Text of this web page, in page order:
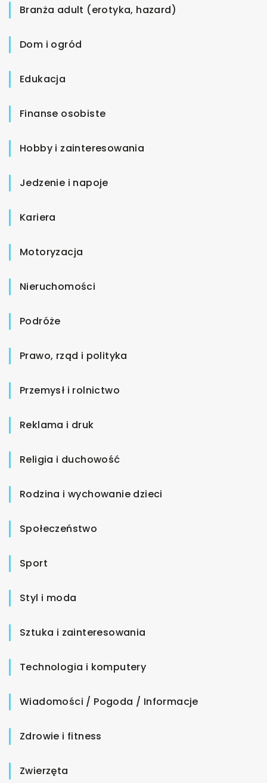
Branża adult (erotyka, hazard)
Dom i ogród
Edukacja
Finanse osobiste
Hobby i zainteresowania
Jedzenie i napoje
Kariera
Motoryzacja
Nieruchomości
Podróże
Prawo, rząd i polityka
Przemysł i rolnictwo
Reklama i druk
Religia i duchowość
Rodzina i wychowanie dzieci
Społeczeństwo
Sport
Styl i moda
Sztuka i zainteresowania
Technologia i komputery
Wiadomości / Pogoda / Informacje
Zdrowie i fitness
Zwierzęta